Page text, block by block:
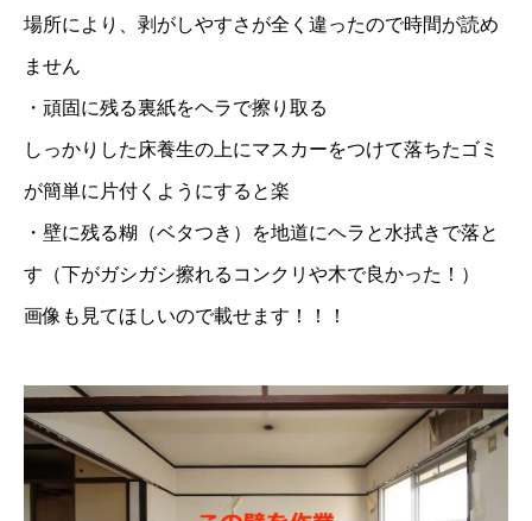
場所により、剥がしやすさが全く違ったので時間が読め
ません
・頑固に残る裏紙をヘラで擦り取る
しっかりした床養生の上にマスカーをつけて落ちたゴミ
が簡単に片付くようにすると楽
・壁に残る糊（ベタつき）を地道にヘラと水拭きで落と
す（下がガシガシ擦れるコンクリや木で良かった！）
画像も見てほしいので載せます！！！